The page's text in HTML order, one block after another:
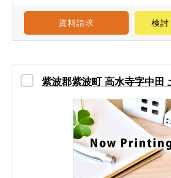
資料請求 検討
紫波郡紫波町 高水寺字中田